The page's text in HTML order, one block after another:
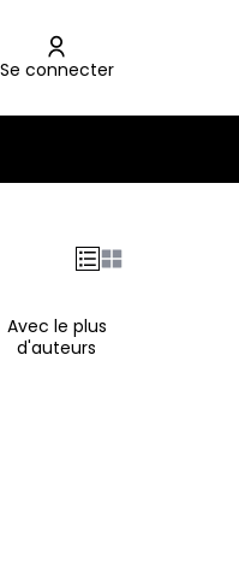
Se connecter
Avec le plus
d'auteurs